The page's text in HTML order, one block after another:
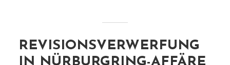
REVISIONSVERWERFUNG
IN NÜRBURGRING-AFFÄRE